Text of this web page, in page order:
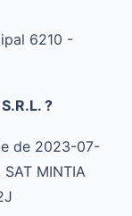
6210 -
?
de 2023-07-
MINTIA